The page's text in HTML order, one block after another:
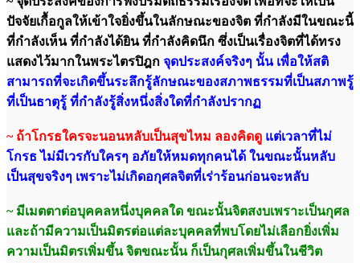
ปัจจัยเกื้อกูลให้เข้าใจยิ่งขึ้นในลักษณะของจิต ที่กำลังมีในขณะนี้
ที่กำลังเห็น ที่กำลังได้ยิน ที่กำลังคิดนึก ซึ่งเป็นเรื่องจิตที่ได้ทรง
แสดงไว้มากในพระไตรปิฎก จุดประสงค์จริงๆ นั้น เพื่อให้สติ
สามารถที่จะเกิดขึ้นระลึกรู้ลักษณะของสภาพธรรมที่เป็นสภาพรู้
ที่เป็นธาตุรู้ ที่กำลังรู้สิ่งหนึ่งสิ่งใดที่กำลังปรากฏ
~ ถ้าโกรธใครจะนอนหลับเป็นสุขไหม ลองคิดดู แต่เวลาที่ไม่
โกรธ ไม่มีเวรกับใครๆ อภัยให้หมดทุกคนได้ ในขณะนั้นหลับ
เป็นสุขจริงๆ เพราะไม่เกิดอกุศลจิตที่เร่าร้อนก่อนจะหลับ
~ มีเมตตาต่อบุคคลหนึ่งบุคคลใด ขณะนั้นจิตสงบเพราะเป็นกุศล
และถ้ามีความเป็นมิตรต่อแต่ละบุคคลที่พบโดยไม่เลือกยิ่งเพิ่ม
ความเป็นมิตรเพิ่มขึ้น จิตขณะนั้น ก็เป็นกุศลเพิ่มขึ้นในชีวิต